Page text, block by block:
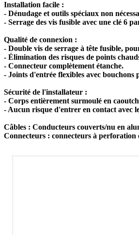
Installation facile :
- Dénudage et outils spéciaux non
- Serrage des vis fusible avec une clé 6
Qualité de connexion :
- Double vis de serrage à tête fusible,
- Élimination des risques de points
- Connecteur complètement étanche.
- Joints d'entrée flexibles avec bouchons
Sécurité de l'installateur :
- Corps entièrement surmoulé en
- Aucun risque d'entrer en contact avec
Câbles : Conducteurs couverts/nu en
Connecteurs : connecteurs à